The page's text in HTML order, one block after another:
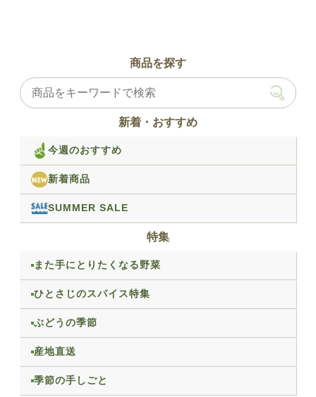
商品を探す
新着・おすすめ
今週のおすすめ
新着商品
SUMMER SALE
特集
また手にとりたくなる野菜
ひとさじのスパイス特集
ぶどうの季節
産地直送
季節の手しごと